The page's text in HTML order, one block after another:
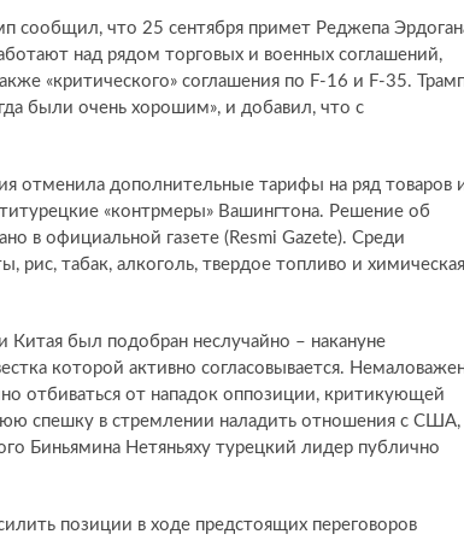
сообщил, что 25 сентября примет Реджепа
над рядом торговых и военных соглашений,
«критического» соглашения по F-16 и F-35.
были очень хорошим», и добавил, что с
отменила дополнительные тарифы на ряд товаров
«контрмеры» Вашингтона. Решение об
в официальной газете (Resmi Gazete). Среди
рис, табак, алкоголь, твердое топливо и химическая
Китая был подобран неслучайно – накануне
которой активно согласовывается.
отбиваться от нападок оппозиции, критикующей
спешку в стремлении наладить отношения с США,
Биньямина Нетяньяху турецкий лидер публично
позиции в ходе предстоящих переговоров